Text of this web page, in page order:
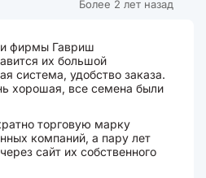
Более 2 лет назад
фирмы Гавриш
их большой
система, удобство заказа.
хорошая, все семена были
торговую марку
компаний, а пару лет
сайт их собственного